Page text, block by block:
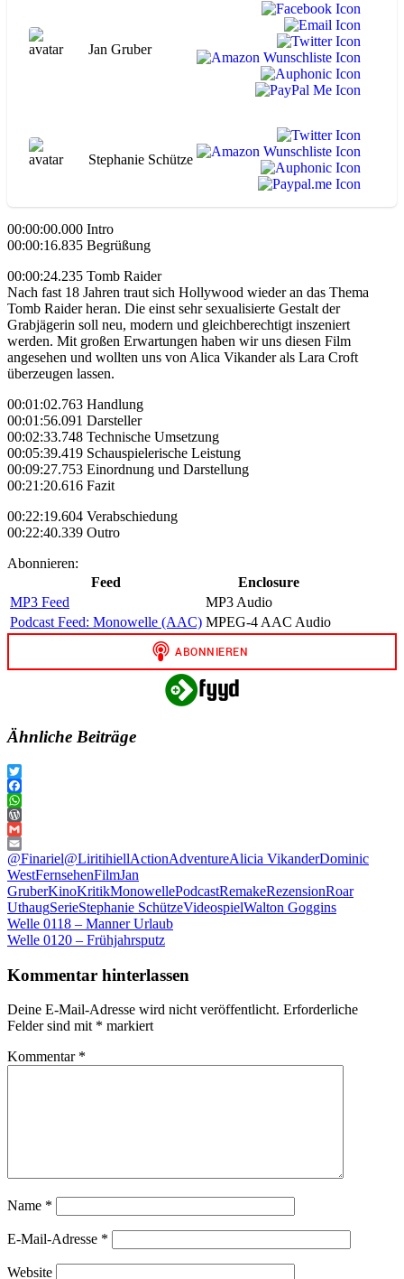
Jan Gruber
Stephanie Schütze
00:00:00.000 Intro
00:00:16.835 Begrüßung
00:00:24.235 Tomb Raider
Nach fast 18 Jahren traut sich Hollywood wieder an das Thema
Tomb Raider heran. Die einst sehr sexualisierte Gestalt der
Grabjägerin soll neu, modern und gleichberechtigt inszeniert
werden. Mit großen Erwartungen haben wir uns diesen Film
angesehen und wollten uns von Alica Vikander als Lara Croft
überzeugen lassen.
00:01:02.763 Handlung
00:01:56.091 Darsteller
00:02:33.748 Technische Umsetzung
00:05:39.419 Schauspielerische Leistung
00:09:27.753 Einordnung und Darstellung
00:21:20.616 Fazit
00:22:19.604 Verabschiedung
00:22:40.339 Outro
Abonnieren:
Feed
Enclosure
MP3 Feed
MP3 Audio
Podcast Feed: Monowelle (AAC) MPEG-4 AAC Audio
Ähnliche Beiträge
Twitter
Facebook
WhatsApp
WordPress
Gmail
Email
@Finariel@LiritihiellActionAdventureAlicia VikanderDominic
WestFernsehenFilmJan
GruberKinoKritikMonowellePodcastRemakeRezensionRoar
UthaugSerieStephanie SchützeVideospielWalton Goggins
Beitragsnavigation
Vorheriger
Beitrag:
Welle 0118 – Manner Urlaub
Nächster
Welle 0120 – Frühjahrsputz
Kommentar hinterlassen
Deine E-Mail-Adresse wird nicht veröffentlicht. Erforderliche
Felder sind mit * markiert
Kommentar *
Name *
E-Mail-Adresse *
Website